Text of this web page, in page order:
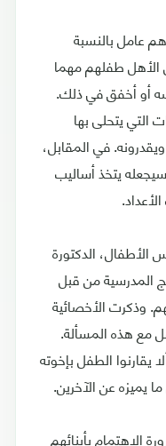
عامل بالنسبة
الأهل طفلهم مهما
أو أخفق في ذلك.
التي يتحلى بها
في المقابل،
يتخذ أساليب
الدكتورة
المدرسية من قبل
وذكرت الأخصائية
مع هذه المسألة.
الطفل بإخوته
يميزه عن الآخرين.
الاهتمام بأبنائهم